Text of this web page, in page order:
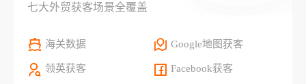
七大外贸获客场景全覆盖
海关数据 Google地图获客
领英获客 Facebook获客